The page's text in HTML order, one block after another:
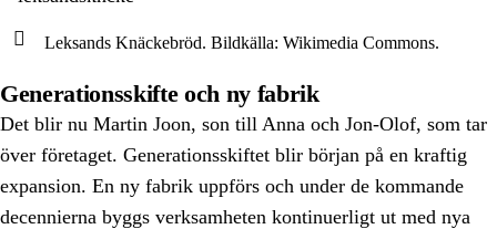
Leksands Knäckebröd. Bildkälla: Wikimedia Commons.
Generationsskifte och ny fabrik
Det blir nu Martin Joon, son till Anna och Jon-Olof, som tar
över företaget. Generationsskiftet blir början på en kraftig
expansion. En ny fabrik uppförs och under de kommande
decennierna byggs verksamheten kontinuerligt ut med nya